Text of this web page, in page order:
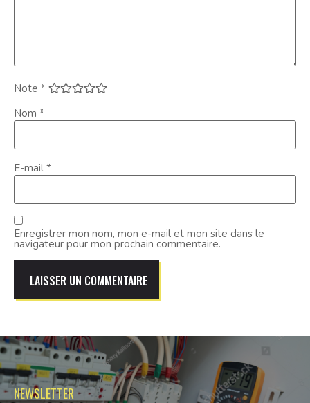
Note *
Nom *
E-mail *
Enregistrer mon nom, mon e-mail et mon site dans le
navigateur pour mon prochain commentaire.
NEWSLETTER